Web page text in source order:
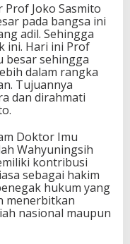
Prof Joko Sasmito
pada bangsa ini
adil. Sehingga
ini. Hari ini Prof
besar sehingga
dalam rangka
Tujuannya
dan dirahmati
Doktor Imu
Wahyuningsih
kontribusi
sebagai hakim
hukum yang
menerbitkan
nasional maupun